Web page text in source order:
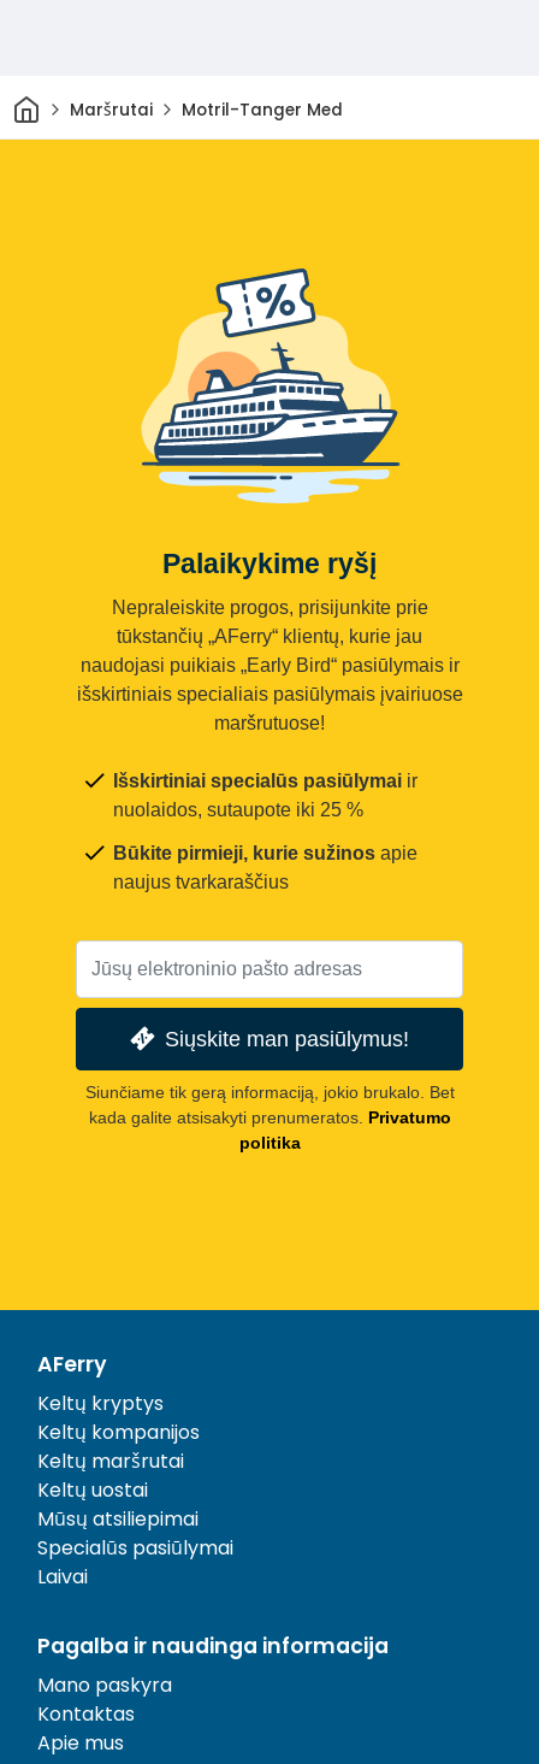
Pradžia
Maršrutai Motril-Tanger Med
Palaikykime ryšį
Nepraleiskite progos, prisijunkite prie
tūkstančių „AFerry“ klientų, kurie jau
naudojasi puikiais „Early Bird“ pasiūlymais ir
išskirtiniais specialiais pasiūlymais įvairiuose
maršrutuose!
Išskirtiniai specialūs pasiūlymai ir
nuolaidos, sutaupote iki 25 %
Būkite pirmieji, kurie sužinos apie
naujus tvarkaraščius
Siųskite man pasiūlymus!
Siunčiame tik gerą informaciją, jokio brukalo. Bet
kada galite atsisakyti prenumeratos. Privatumo
politika
AFerry
Keltų kryptys
Keltų kompanijos
Keltų maršrutai
Keltų uostai
Mūsų atsiliepimai
Specialūs pasiūlymai
Laivai
Pagalba ir naudinga informacija
Mano paskyra
Kontaktas
Apie mus